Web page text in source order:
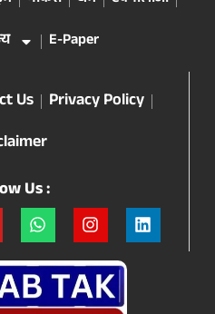
E-Paper
Us
Privacy Policy
Us :